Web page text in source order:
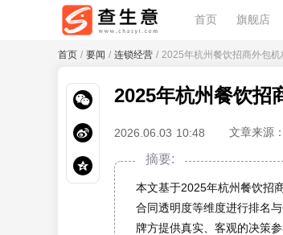
首页 旗舰店
首页 / 要闻 / 连锁经营 / 2025年杭州餐饮招商外包
2025年杭州餐饮招
2026.06.03 10:48 文章来源
摘要:
本文基于2025年杭州餐饮招
合同透明度等维度进行排名
牌方提供真实、客观的决策参